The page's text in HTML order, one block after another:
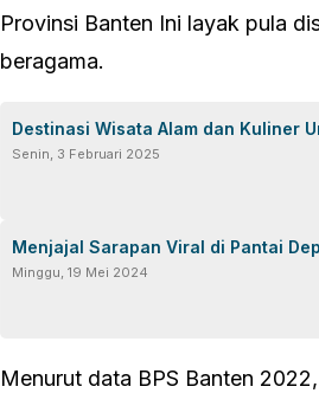
Provinsi Banten Ini layak pula
beragama.
Destinasi Wisata Alam dan Kuliner
Senin, 3 Februari 2025
Menjajal Sarapan Viral di Pantai
Minggu, 19 Mei 2024
Menurut data BPS Banten